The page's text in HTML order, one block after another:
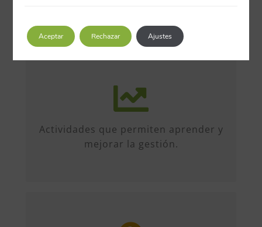
Actividades que permiten aprender y
mejorar la gestión.
Más de 50 iniciativas anuales de
formato diverso, sobre múltiples
formación, etc...
Aceptar Rechazar Ajustes